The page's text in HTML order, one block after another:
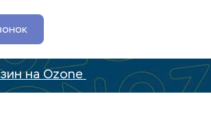
на Ozone